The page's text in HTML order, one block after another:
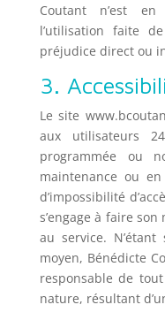
Coutant n’est
l’utilisation faite
préjudice direct ou
3.
Le site
aux utilisateurs
programmée ou
maintenance ou
d’impossibilité
s’engage à faire
au service.
moyen, Bénédicte
responsable de
nature, résultant